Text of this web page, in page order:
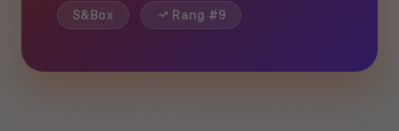
S&Box Rang #9